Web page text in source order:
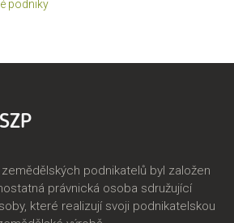
podniky
podnikatelů byl založen
právnická osoba sdružující
které realizují svoji podnikatelskou